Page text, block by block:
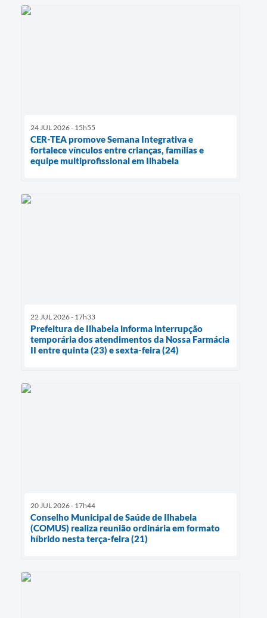
24 JUL 2026 - 15h55
CER-TEA promove Semana Integrativa e
fortalece vínculos entre crianças, famílias e
equipe multiprofissional em Ilhabela
22 JUL 2026 - 17h33
Prefeitura de Ilhabela informa interrupção
temporária dos atendimentos da Nossa Farmácia
II entre quinta (23) e sexta-feira (24)
20 JUL 2026 - 17h44
Conselho Municipal de Saúde de Ilhabela
(COMUS) realiza reunião ordinária em formato
híbrido nesta terça-feira (21)